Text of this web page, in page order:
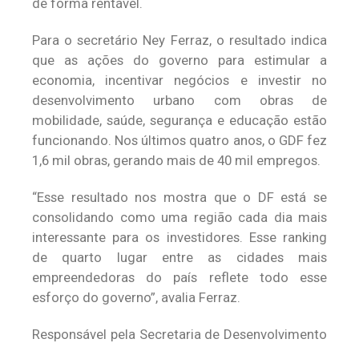
de forma rentável.
Para o secretário Ney Ferraz, o resultado indica
que as ações do governo para estimular a
economia, incentivar negócios e investir no
desenvolvimento urbano com obras de
mobilidade, saúde, segurança e educação estão
funcionando. Nos últimos quatro anos, o GDF fez
1,6 mil obras, gerando mais de 40 mil empregos.
“Esse resultado nos mostra que o DF está se
consolidando como uma região cada dia mais
interessante para os investidores. Esse ranking
de quarto lugar entre as cidades mais
empreendedoras do país reflete todo esse
esforço do governo”, avalia Ferraz.
Responsável pela Secretaria de Desenvolvimento